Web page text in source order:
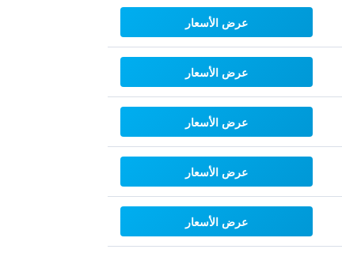
عرض الأسعار
عرض الأسعار
عرض الأسعار
عرض الأسعار
عرض الأسعار